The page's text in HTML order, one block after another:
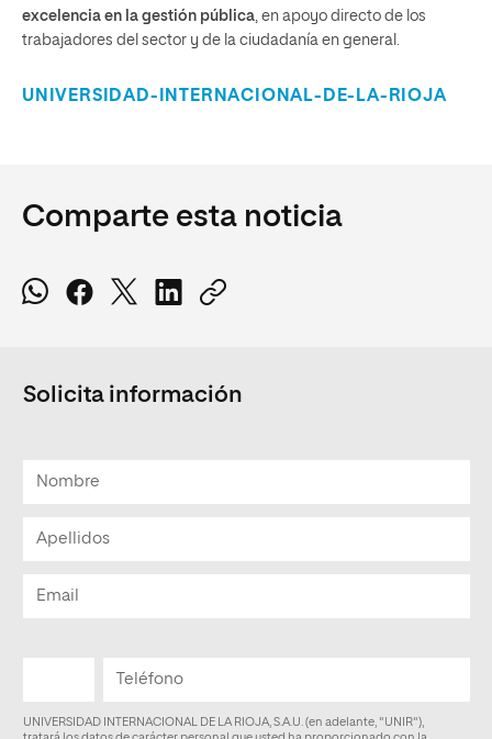
excelencia en la gestión pública, en apoyo directo de los
trabajadores del sector y de la ciudadanía en general.
UNIVERSIDAD-INTERNACIONAL-DE-LA-RIOJA
Comparte esta noticia
Solicita información